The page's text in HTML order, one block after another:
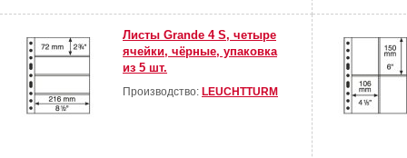
Листы Grande 4 S, четыре
ячейки, чёрные, упаковка
из 5 шт.
Производство: LEUCHTTURM